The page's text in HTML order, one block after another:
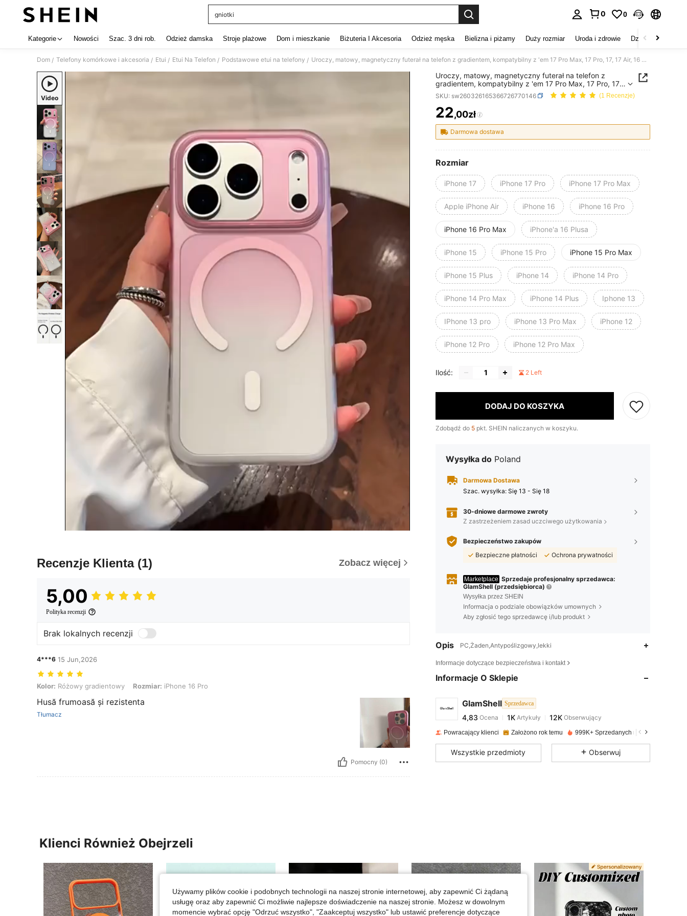
gniotki
0 0
Kategorie Nowości Szac. 3 dni rob. Odzież damska Stroje plażowe Dom i mieszkanie Biżuteria I Akcesoria Odzież męska Bielizna i piżamy Duży rozmiar Uroda i zdrowie Dzieci
Dom / Telefony komórkowe i akcesoria / Etui / Etui Na Telefon / Podstawowe etui na telefony / Uroczy, matowy, magnetyczny futerał na telefon z gradientem, kompatybilny z 'em 17 Pro Max, 17 Pro, 17, 17 Air, 16 Pro Max, 15, 14, 13, odporny na upadki, półprzezroczysty, gradientowy futerał ochronny
Video
Recenzje Klienta (1) Zobacz więcej
5,00
Polityka recenzji
Brak lokalnych recenzji
4***6 15 Jun,2026
Kolor: Różowy gradientowy, Rozmiar: iPhone 16 Pro
Kolor: Różowy gradientowy Rozmiar: iPhone 16 Pro
Husă frumoasă și rezistenta
Tłumacz
Pomocny (0)
Uroczy, matowy, magnetyczny futerał na telefon z
gradientem, kompatybilny z 'em 17 Pro Max, 17 Pro, 17,
17 Air, 16 Pro Max, 15, 14, 13, odporny na upadki,
półprzezroczysty, gradientowy futerał ochronny
SKU: sw260326165366726770146 (1 Recenzje)
PRICE AND AVAILABILITY
22,00zł
Darmowa dostawa
Rozmiar
iPhone 17 iPhone 17 Pro iPhone 17 Pro Max
Apple iPhone Air iPhone 16 iPhone 16 Pro
iPhone 16 Pro Max iPhone'a 16 Plusa
iPhone 15 iPhone 15 Pro iPhone 15 Pro Max
iPhone 15 Plus iPhone 14 iPhone 14 Pro
iPhone 14 Pro Max iPhone 14 Plus Iphone 13
IPhone 13 pro iPhone 13 Pro Max iPhone 12
iPhone 12 Pro iPhone 12 Pro Max
Ilość: 2 Left
DODAJ DO KOSZYKA
Zdobądź do 5 pkt. SHEIN naliczanych w koszyku.
Wysyłka do Poland
Darmowa Dostawa
Szac. wysyłka: Się 13 - Się 18
30-dniowe darmowe zwroty
Z zastrzeżeniem zasad uczciwego użytkowania
Bezpieczeństwo zakupów
Bezpieczne płatności
Ochrona prywatności
Marketplace Sprzedaje profesjonalny sprzedawca:
GlamShell (przedsiębiorca)
Wysyłka przez SHEIN
Informacja o podziale obowiązków umownych
Aby zgłosić tego sprzedawcę i/lub produkt
Opis PC,Żaden,Antypoślizgowy,lekki
Informacje dotyczące bezpieczeństwa i kontakt
Informacje O Sklepie
GlamShell Sprzedawca
4,83 1K 12K
4,83 1K
1KArtykuły
m***8 zapłacono1 dzień temu
4,83 1K 12K
4,83 1K 12K
4,83 1K
Powracający klienci Założono rok temu 999K+ Sprzedanych niedawno
Wszystkie przedmioty Obserwuj
Klienci Również Obejrzeli
Używamy plików cookie i podobnych technologii na naszej stronie internetowej, aby zapewnić Ci żądaną
usługę oraz aby zapewnić Ci możliwie najlepsze doświadczenie na naszej stronie. Możesz w dowolnym
momencie wybrać opcję "Odrzuć wszystko", "Zaakceptuj wszystko" lub ustawić preferencje dotyczące